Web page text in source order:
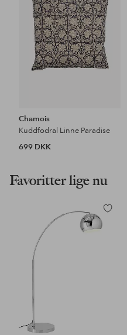
Chamois
Kuddfodral Linne Paradise
699 DKK
Favoritter lige nu
Tilføj
til